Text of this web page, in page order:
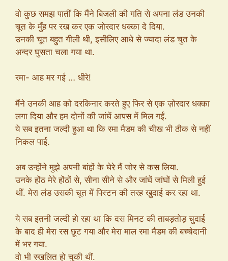
वो कुछ समझ पातीं कि मैंने बिजली की गति से अपना लंड उनकी
चूत के मुँह पर रख कर एक जोरदार धक्का दे दिया.
उनकी चूत बहुत गीली थी, इसीलिए आधे से ज्यादा लंड चुत के
अन्दर घुसता चला गया था.
रमा- आह मर गई … धीरे!
मैंने उनकी आह को दरकिनार करते हुए फिर से एक ज़ोरदार धक्का
लगा दिया और हम दोनों की जांघें आपस में मिल गईं.
ये सब इतना जल्दी हुआ था कि रमा मैडम की चीख भी ठीक से नहीं
निकल पाई.
अब उन्होंने मुझे अपनी बांहों के घेरे मैं जोर से कस लिया.
उनके होंठ मेरे होंठों से, सीना सीने से और जांघें जांघों से मिली हुई
थीं. मेरा लंड उसकी चूत में पिस्टन की तरह खुदाई कर रहा था.
ये सब इतनी जल्दी हो रहा था कि दस मिनट की ताबड़तोड़ चुदाई
के बाद ही मेरा रस छूट गया और मेरा माल रमा मैडम की बच्चेदानी
में भर गया.
वो भी स्खलित हो चुकी थीं.